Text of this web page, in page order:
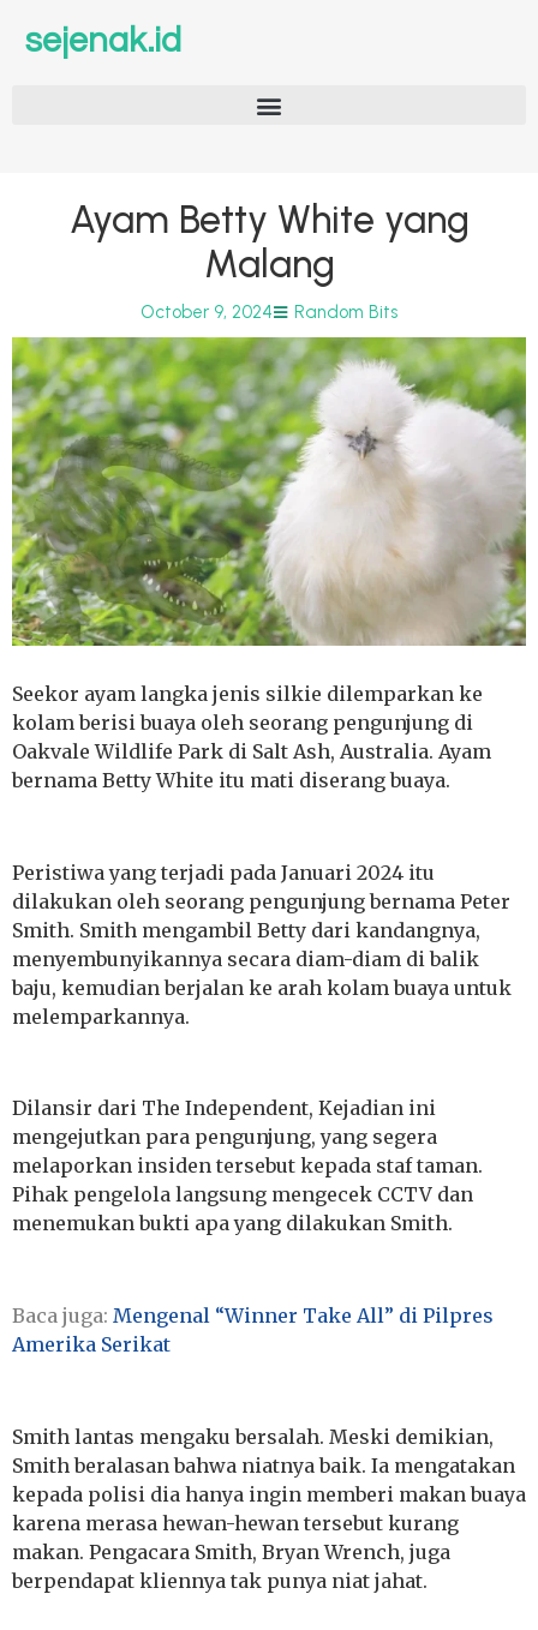
sejenak.id
Ayam Betty White yang
Malang
October 9, 2024 Random Bits
Seekor ayam langka jenis silkie dilemparkan ke
kolam berisi buaya oleh seorang pengunjung di
Oakvale Wildlife Park di Salt Ash, Australia. Ayam
bernama Betty White itu mati diserang buaya.
Peristiwa yang terjadi pada Januari 2024 itu
dilakukan oleh seorang pengunjung bernama Peter
Smith. Smith mengambil Betty dari kandangnya,
menyembunyikannya secara diam-diam di balik
baju, kemudian berjalan ke arah kolam buaya untuk
melemparkannya.
Dilansir dari The Independent, Kejadian ini
mengejutkan para pengunjung, yang segera
melaporkan insiden tersebut kepada staf taman.
Pihak pengelola langsung mengecek CCTV dan
menemukan bukti apa yang dilakukan Smith.
Baca juga: Mengenal “Winner Take All” di Pilpres
Amerika Serikat
Smith lantas mengaku bersalah. Meski demikian,
Smith beralasan bahwa niatnya baik. Ia mengatakan
kepada polisi dia hanya ingin memberi makan buaya
karena merasa hewan-hewan tersebut kurang
makan. Pengacara Smith, Bryan Wrench, juga
berpendapat kliennya tak punya niat jahat.